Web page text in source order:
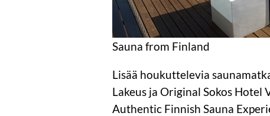
Sauna from Finland
Lisää houkuttelevia
Lakeus ja Original Sokos
Authentic Finnish Sauna